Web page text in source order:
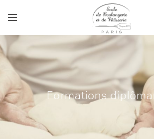
Formations